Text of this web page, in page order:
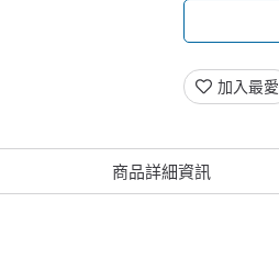
加入最愛
商品詳細資訊